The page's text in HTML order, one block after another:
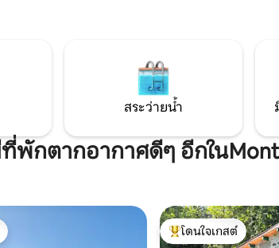
สระว่ายน้ำ
พักตากอากาศดีๆ อีกใน
โดนใจเกสต์ที่สุด
โดนใจเกสต์